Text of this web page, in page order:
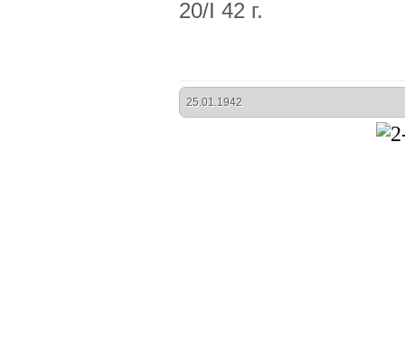
20/I 42 г.
25.01.1942